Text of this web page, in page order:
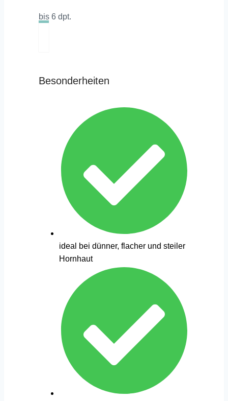
bis 6 dpt.
Besonderheiten
ideal bei dünner, flacher und steiler
Hornhaut